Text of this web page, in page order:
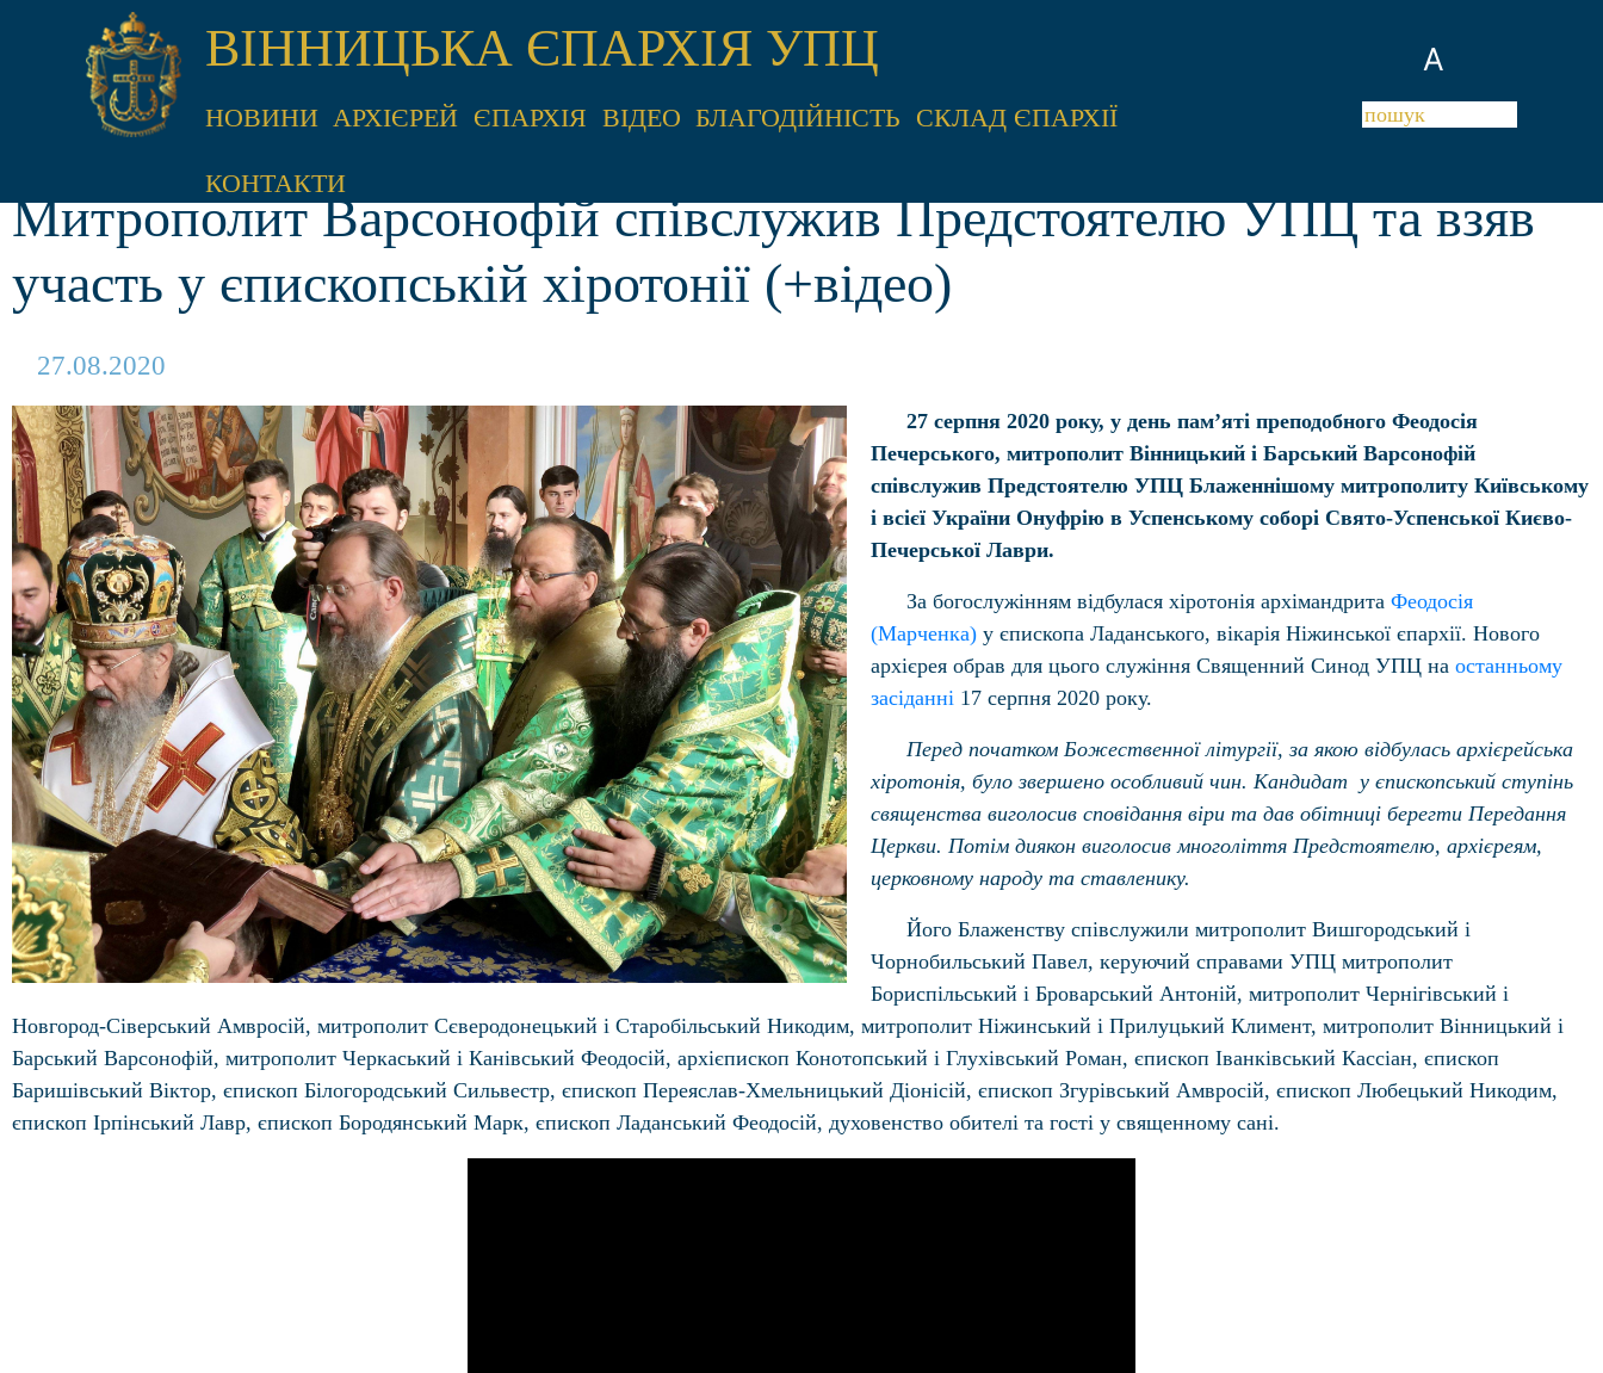
A
ВІННИЦЬКА ЄПАРХІЯ УПЦ
НОВИНИ АРХІЄРЕЙ ЄПАРХІЯ ВІДЕО БЛАГОДІЙНІСТЬ СКЛАД ЄПАРХІЇ
КОНТАКТИ
Митрополит Варсонофій співслужив Предстоятелю УПЦ та взяв
участь у єпископській хіротонії (+відео)
27.08.2020
27 серпня 2020 року, у день пам’яті преподобного Феодосія
Печерського, митрополит Вінницький і Барський Варсонофій
співслужив Предстоятелю УПЦ Блаженнішому митрополиту Київському
і всієї України Онуфрію в Успенському соборі Свято-Успенської Києво-
Печерської Лаври.
За богослужінням відбулася хіротонія архімандрита Феодосія
(Марченка) у єпископа Ладанського, вікарія Ніжинської єпархії. Нового
архієрея обрав для цього служіння Священний Синод УПЦ на останньому
засіданні 17 серпня 2020 року.
Перед початком Божественної літургії, за якою відбулась архієрейська
хіротонія, було звершено особливий чин. Кандидат у єпископський ступінь
священства виголосив сповідання віри та дав обітниці берегти Передання
Церкви. Потім диякон виголосив многоліття Предстоятелю, архієреям,
церковному народу та ставленику.
Його Блаженству співслужили митрополит Вишгородський і
Чорнобильський Павел, керуючий справами УПЦ митрополит
Бориспільський і Броварський Антоній, митрополит Чернігівський і
Новгород-Сіверський Амвросій, митрополит Сєверодонецький і Старобільський Никодим, митрополит Ніжинський і Прилуцький Климент, митрополит Вінницький і
Барський Варсонофій, митрополит Черкаський і Канівський Феодосій, архієпископ Конотопський і Глухівський Роман, єпископ Іванківський Кассіан, єпископ
Баришівський Віктор, єпископ Білогородський Сильвестр, єпископ Переяслав-Хмельницький Діонісій, єпископ Згурівський Амвросій, єпископ Любецький Никодим,
єпископ Ірпінський Лавр, єпископ Бородянський Марк, єпископ Ладанський Феодосій, духовенство обителі та гості у священному сані.